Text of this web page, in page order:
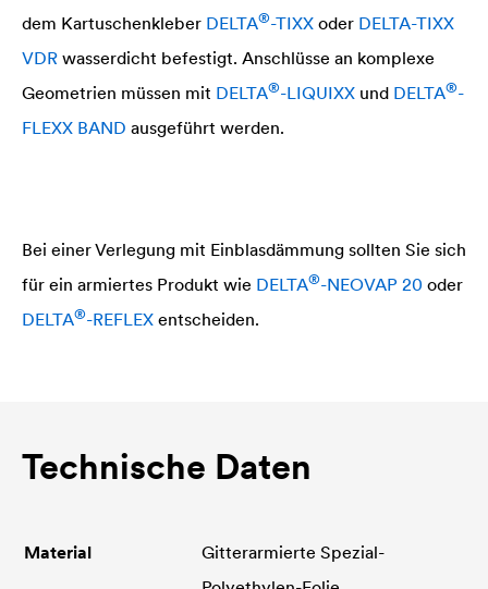
dem Kartuschenkleber DELTA®-TIXX oder DELTA-TIXX
VDR wasserdicht befestigt. Anschlüsse an komplexe
Geometrien müssen mit DELTA®-LIQUIXX und DELTA®-
FLEXX BAND ausgeführt werden.
Bei einer Verlegung mit Einblasdämmung sollten Sie sich
für ein armiertes Produkt wie DELTA®-NEOVAP 20 oder
DELTA®-REFLEX entscheiden.
Technische Daten
Material
Gitterarmierte Spezial-